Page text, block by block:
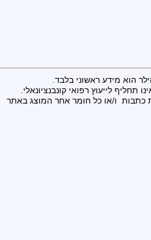
הוא מידע ראשוני בלבד.
לייעוץ רפואי קונבנציונאלי.
כתבות ו/או כל חומר אחר המוצג באתר